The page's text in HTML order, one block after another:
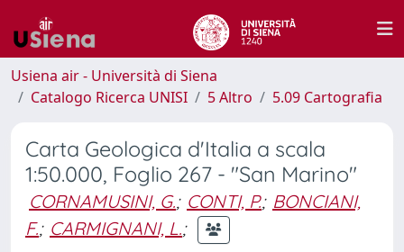
Usiena air - Università di Siena
Catalogo Ricerca UNISI
5 Altro 5.09 Cartografia
Carta Geologica d'Italia a scala
1:50.000, Foglio 267 - "San Marino"
CORNAMUSINI, G.; CONTI, P.; BONCIANI,
F.; CARMIGNANI, L.;